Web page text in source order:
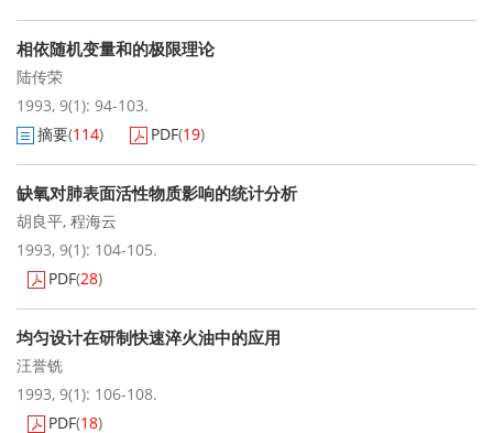
相依随机变量和的极限理论
陆传荣
1993, 9(1): 94-103.
摘要(114) PDF(19)
缺氧对肺表面活性物质影响的统计分析
胡良平, 程海云
1993, 9(1): 104-105.
PDF(28)
均匀设计在研制快速淬火油中的应用
汪誉铣
1993, 9(1): 106-108.
PDF(18)